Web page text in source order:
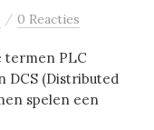
/ 0 Reacties
termen PLC
DCS (Distributed
spelen een